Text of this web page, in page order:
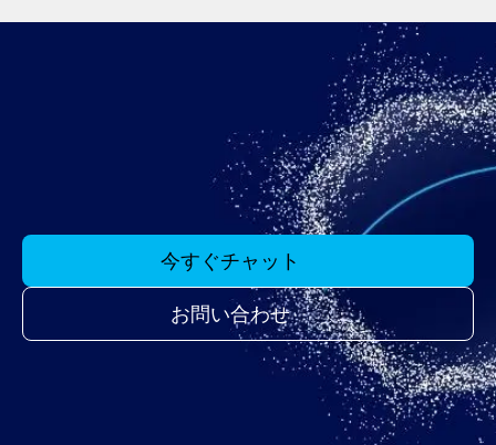
今すぐチャット
お問い合わせ